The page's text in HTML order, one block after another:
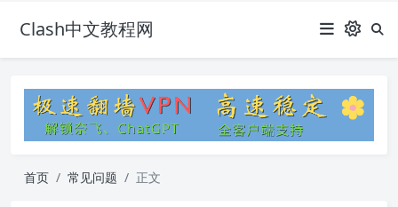
Clash中文教程网
首页 常见问题 正文